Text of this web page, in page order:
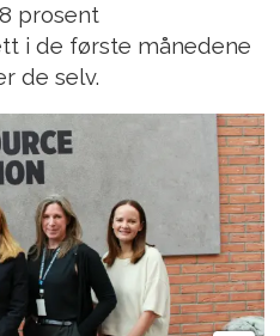
prosent
i de første månedene
de selv.